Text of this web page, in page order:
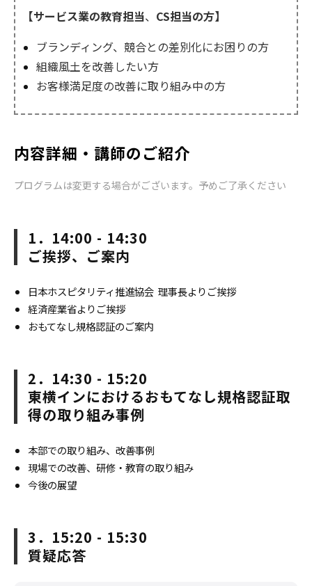
【サービス業の教育担当、 CS担当の方】
ブランディング、競合との差別化にお困りの方
組織風土を改善したい方
お客様満足度の改善に取り組み中の方
内容詳細・講師のご紹介
プログラムは変更する場合がございます。予めご了承ください
1．14:00 - 14:30
ご挨拶、ご案内
日本ホスピタリティ推進協会 理事長よりご挨拶
経済産業省よりご挨拶
おもてなし規格認証のご案内
2．14:30 - 15:20
東横インにおけるおもてなし規格認証取
得の取り組み事例
本部での取り組み、改善事例
現場での改善、研修・教育の取り組み
今後の展望
3．15:20 - 15:30
質疑応答